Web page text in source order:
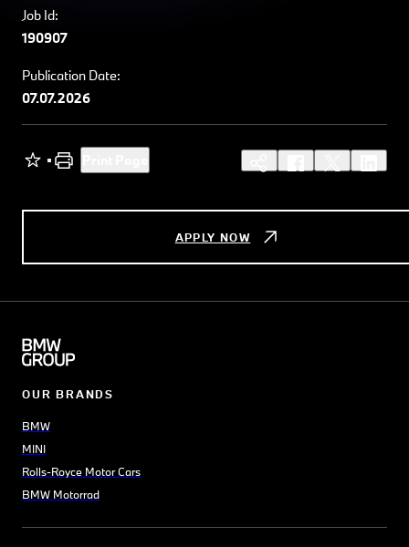
Job Id:
190907
Publication Date:
07.07.2026
APPLY NOW
OUR BRANDS
BMW
MINI
Rolls-Royce Motor Cars
BMW Motorrad